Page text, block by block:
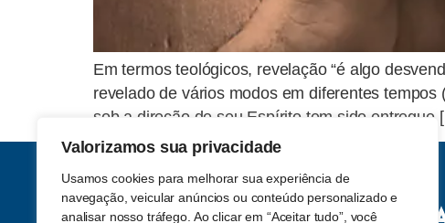
Valorizamos sua privacidade
Usamos cookies para melhorar sua experiência de
navegação, veicular anúncios ou conteúdo personalizado e
analisar nosso tráfego. Ao clicar em “Aceitar tudo”, você
Em termos teológicos, revelação “é algo
revelado de vários modos em diferentes
sob a direção de seu Espírito tem sido entregue